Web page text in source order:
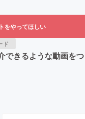
をやってほしい
ド
きるような動画をつ